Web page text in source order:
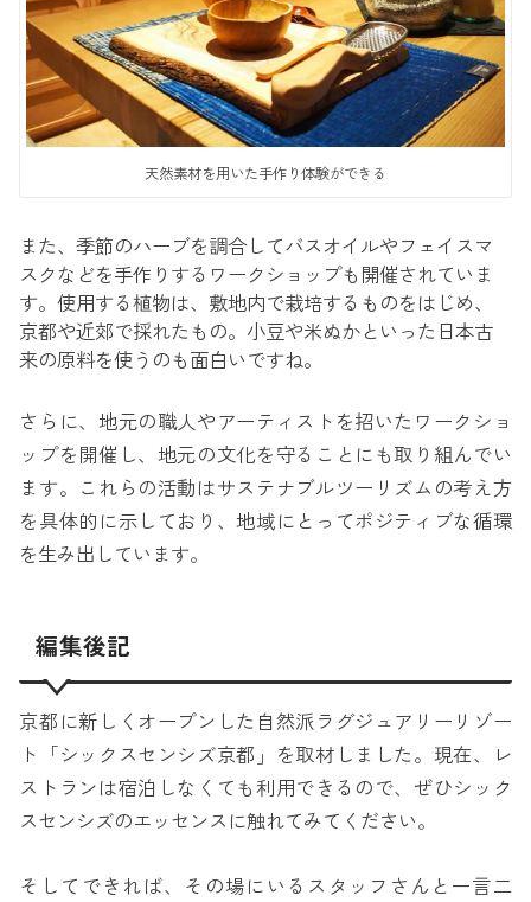
天然素材を用いた手作り体験ができる
また、季節のハーブを調合してバスオイルやフェイスマ
スクなどを手作りするワークショップも開催されていま
す。使用する植物は、敷地内で栽培するものをはじめ、
京都や近郊で採れたもの。小豆や米ぬかといった日本古
来の原料を使うのも面白いですね。
さらに、地元の職人やアーティストを招いたワークショ
ップを開催し、地元の文化を守ることにも取り組んでい
ます。これらの活動はサステナブルツーリズムの考え方
を具体的に示しており、地域にとってポジティブな循環
を生み出しています。
編集後記
京都に新しくオープンした自然派ラグジュアリーリゾー
ト「シックスセンシズ京都」を取材しました。現在、レ
ストランは宿泊しなくても利用できるので、ぜひシック
スセンシズのエッセンスに触れてみてください。
そしてできれば、その場にいるスタッフさんと一言二